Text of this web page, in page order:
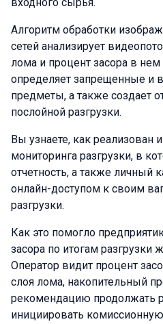
Алгоритм обработки
сетей анализирует
лома и процент засора в
определяет запрещенные и
предметы, а также создает
послойной разгрузки.
Вы узнаете, как реализован
мониторинга разгрузки, в
отчетность, а также личный
онлайн-доступом к своим
разгрузки.
Как это помогло
засора по итогам разгрузки
Оператор видит процент
слоя лома, накопительный
рекомендацию продолжать
инициировать